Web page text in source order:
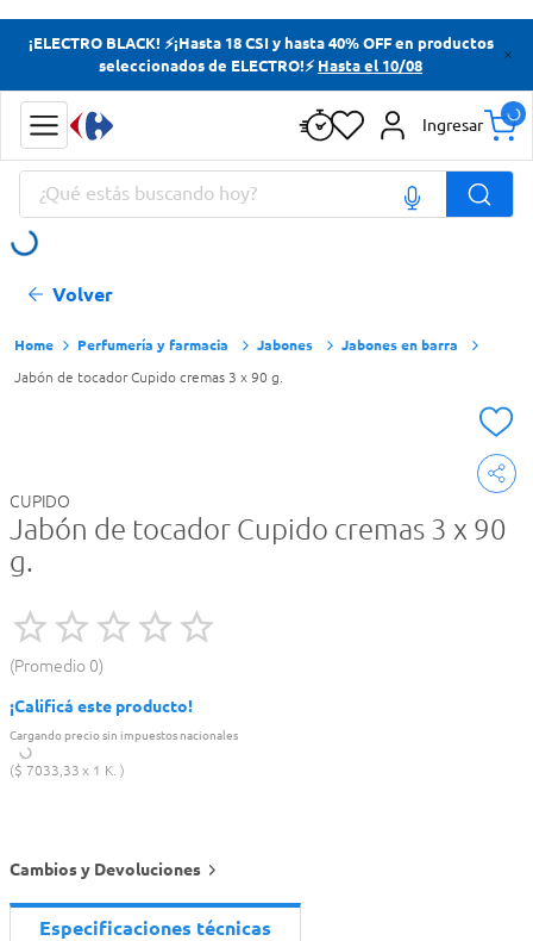
¡ELECTRO BLACK! ⚡¡Hasta 18 CSI y hasta 40% OFF en productos
seleccionados de ELECTRO!⚡ Hasta el 10/08
Ingresar
¿Qué estás buscando hoy?
Volver
Perfumería y farmacia Jabones Jabones en barra
Jabón de tocador Cupido cremas 3 x 90 g.
CUPIDO
Jabón de tocador Cupido cremas 3 x 90
g.
Promedio 0
¡Calificá este producto!
Cargando precio sin impuestos nacionales
$ 7033,33 1 K.
Cambios y Devoluciones
Especificaciones técnicas
Términos más buscados
Yerba
Cerveza
Doves
Términos más buscados
Cerveza
Doves
Papas Fritas